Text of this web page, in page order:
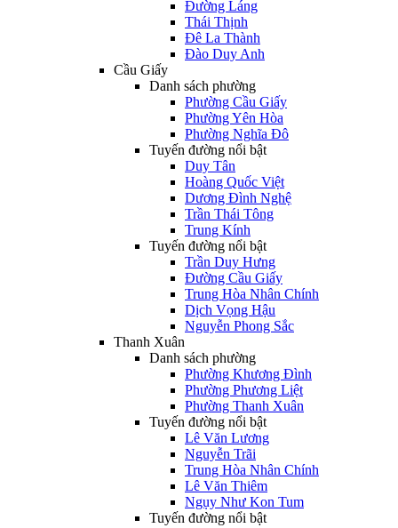
Đường Láng
Thái Thịnh
Đê La Thành
Đào Duy Anh
Cầu Giấy
Danh sách phường
Phường Cầu Giấy
Phường Yên Hòa
Phường Nghĩa Đô
Tuyến đường nổi bật
Duy Tân
Hoàng Quốc Việt
Dương Đình Nghệ
Trần Thái Tông
Trung Kính
Tuyến đường nổi bật
Trần Duy Hưng
Đường Cầu Giấy
Trung Hòa Nhân Chính
Dịch Vọng Hậu
Nguyễn Phong Sắc
Thanh Xuân
Danh sách phường
Phường Khương Đình
Phường Phương Liệt
Phường Thanh Xuân
Tuyến đường nổi bật
Lê Văn Lương
Nguyễn Trãi
Trung Hòa Nhân Chính
Lê Văn Thiêm
Ngụy Như Kon Tum
Tuyến đường nổi bật